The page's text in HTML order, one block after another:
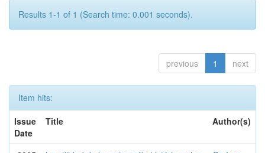
Results 1-1 of 1 (Search time: 0.001 seconds).
previous 1 next
Item hits:
Issue
Date
Title Author(s)